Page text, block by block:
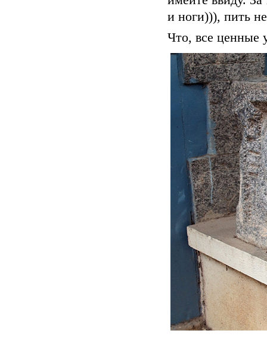
и ноги))), пить
Что, все ценные